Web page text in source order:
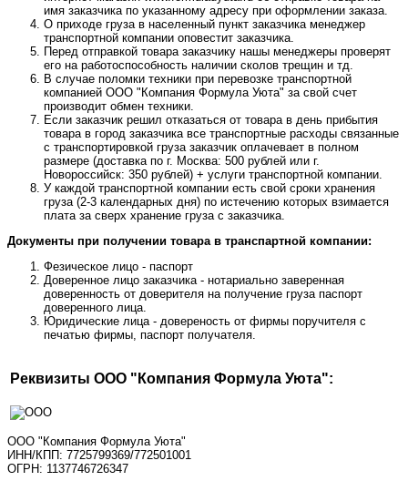
имя заказчика по указанному адресу при оформлении заказа.
О приходе груза в населенный пункт заказчика менеджер
транспортной компании оповестит заказчика.
Перед отправкой товара заказчику нашы менеджеры проверят
его на работоспособность наличии сколов трещин и тд.
В случае поломки техники при перевозке транспортной
компанией ООО "Компания Формула Уюта" за свой счет
производит обмен техники.
Если заказчик решил отказаться от товара в день прибытия
товара в город заказчика все транспортные расходы связанные
с транспортировкой груза заказчик оплачевает в полном
размере (доставка по г. Москва: 500 рублей или г.
Новороссийск: 350 рублей) + услуги транспортной компании.
У каждой транспортной компании есть свой сроки хранения
груза (2-3 календарных дня) по истечению которых взимается
плата за сверх хранение груза с заказчика.
Документы при получении товара в транспартной компании:
Фезическое лицо - паспорт
Доверенное лицо заказчика - нотариально заверенная
доверенность от доверителя на получение груза паспорт
доверенного лица.
Юридические лица - довереность от фирмы поручителя с
печатью фирмы, паспорт получателя.
Реквизиты ООО "Компания Формула Уюта":
ООО "Компания Формула Уюта"
ИНН/КПП: 7725799369/772501001
ОГРН: 1137746726347